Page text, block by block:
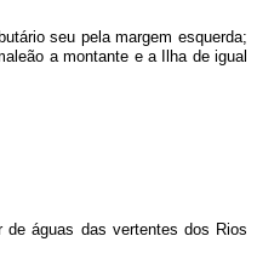
seu pela margem esquerda;
a montante e a Ilha de igual
águas das vertentes dos Rios